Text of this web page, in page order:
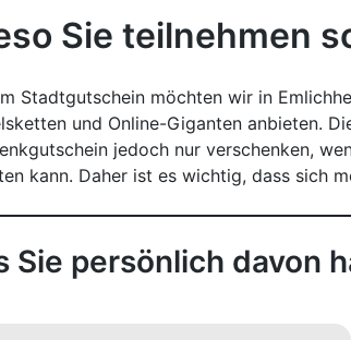
Sie teilnehmen
Stadtgutschein möchten wir in
und Online-Giganten anbieten.
jedoch nur verschenken,
kann. Daher ist es wichtig, dass sich
Sie persönlich davon